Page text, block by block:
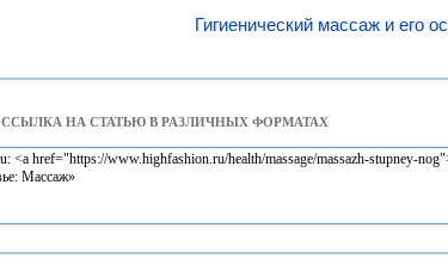
Гигиенический массаж и его
ССЫЛКА НА СТАТЬЮ В РАЗЛИЧНЫХ ФОРМАТАХ